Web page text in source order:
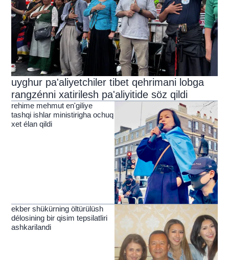
uyghur pa'aliyetchiler tibet qehrimani lobga
rangzénni xatirilesh pa'aliyitide söz qildi
rehime mehmut en'giliye
tashqi ishlar ministirigha ochuq
xet élan qildi
ekber shükürning öltürülüsh
délosining bir qisim tepsilatliri
ashkarilandi